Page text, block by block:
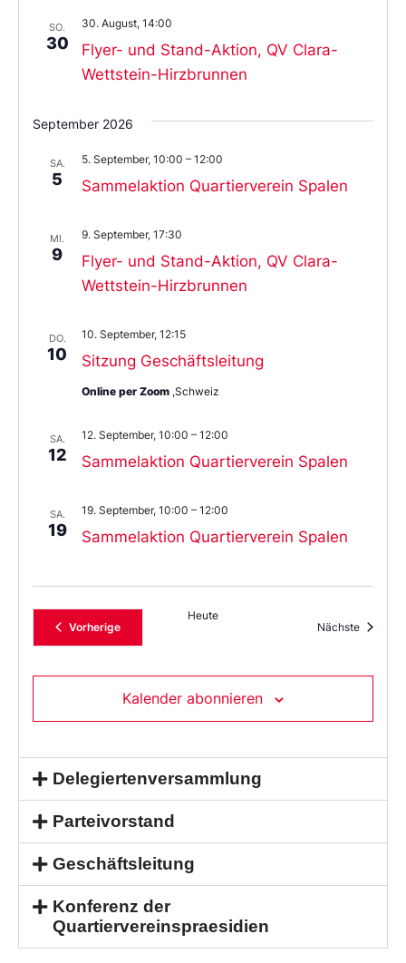
SO.
30
Flyer- und Stand-Aktion, QV Clara-
Wettstein-Hirzbrunnen
30. August, 14:00
September 2026
SA.
5 Sammelaktion Quartierverein Spalen
5. September, 10:00 – 12:00
MI.
9
Flyer- und Stand-Aktion, QV Clara-
Wettstein-Hirzbrunnen
9. September, 17:30
DO.
10 Sitzung Geschäftsleitung
10. September, 12:15
Online per Zoom ,Schweiz
SA.
12 Sammelaktion Quartierverein Spalen
12. September, 10:00 – 12:00
SA.
19 Sammelaktion Quartierverein Spalen
19. September, 10:00 – 12:00
VorherigeVeranstaltungen
Heute
Nächste
Kalender abonnieren
Delegiertenversammlung
Parteivorstand
Geschäftsleitung
Konferenz der
Quartiervereinspraesidien